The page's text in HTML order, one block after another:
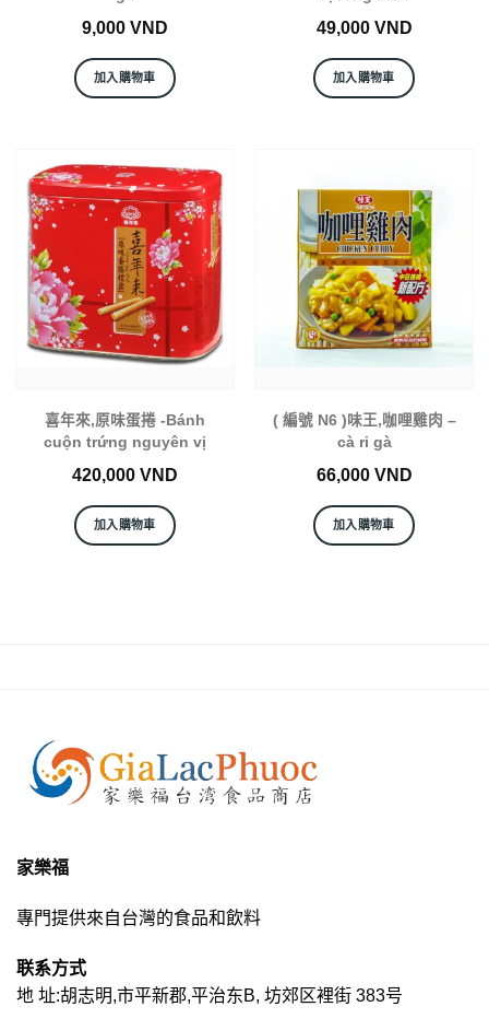
9,000 VND
加入購物車
49,000 VND
加入購物車
喜年來,原味蛋捲 -Bánh
cuộn trứng nguyên vị
420,000 VND
加入購物車
( 編號 N6 )味王,咖哩雞肉 –
cà ri gà
66,000 VND
加入購物車
家樂福
專門提供來自台灣的食品和飲料
联系方式
地 址:胡志明,市平新郡,平治东B, 坊郊区裡街 383号